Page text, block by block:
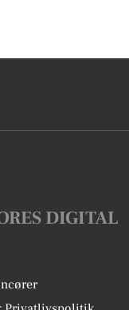
DIGITAL